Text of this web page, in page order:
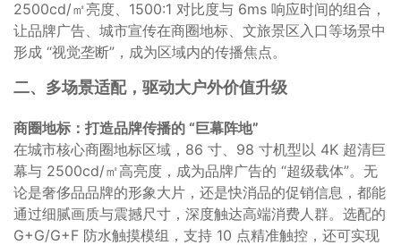
2500cd/㎡亮度、1500:1 对比度与 6ms 响应时间的组合，
让品牌广告、城市宣传在商圈地标、文旅景区入口等场景中
形成 “视觉垄断”，成为区域内的传播焦点。
二、多场景适配，驱动大户外价值升级
商圈地标：打造品牌传播的 “巨幕阵地”
在城市核心商圈地标区域，86 寸、98 寸机型以 4K 超清巨
幕与 2500cd/㎡高亮度，成为品牌广告的 “超级载体”。无
论是奢侈品品牌的形象大片，还是快消品的促销信息，都能
通过细腻画质与震撼尺寸，深度触达高端消费人群。选配的
G+G/G+F 防水触摸模组，支持 10 点精准触控，还可实现